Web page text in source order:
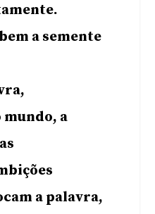
a semente
mundo, a
a palavra,